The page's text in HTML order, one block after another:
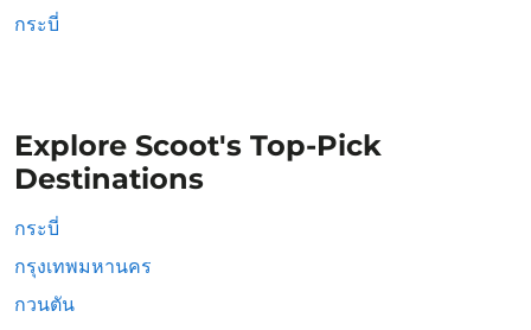
กระบี่
Explore Scoot's Top-Pick
Destinations
กระบี่
กรุงเทพมหานคร
กวนตัน